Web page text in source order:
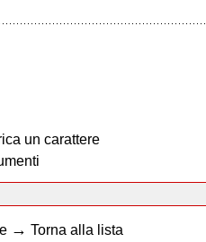
un carattere
→ Torna alla lista